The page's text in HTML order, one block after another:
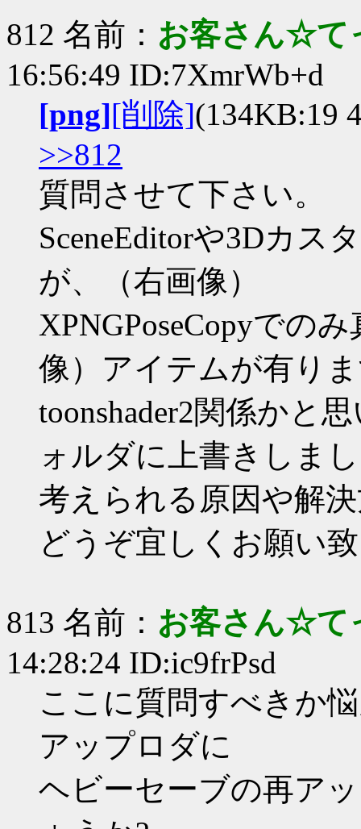
812 名前： お客さん☆て
16:56:49 ID:7XmrWb+d
[png][削除](134KB:19
>>812
質問させて下さい。
SceneEditorや3Dカス
が、（右画像）
XPNGPoseCopyでの
像）アイテムが有り
toonshader2関係かと
ォルダに上書きしま
考えられる原因や解
どうぞ宜しくお願い
813 名前： お客さん☆て
14:28:24 ID:ic9frPsd
ここに質問すべきか
アップロダに
ヘビーセーブの再ア